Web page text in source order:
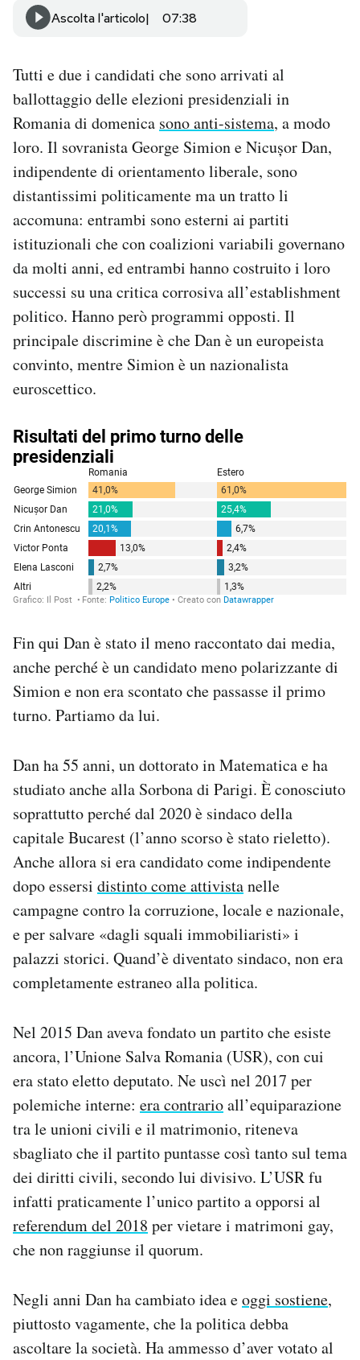
CALENDARIO
Area Personale
Newsletter
Notifiche mobile
Regala il Post
Esci
Ascolta l'articolo 07:38
Tutti e due i candidati che sono arrivati al
ballottaggio delle elezioni presidenziali in
Romania di domenica sono anti-sistema, a modo
loro. Il sovranista George Simion e Nicușor Dan,
indipendente di orientamento liberale, sono
distantissimi politicamente ma un tratto li
accomuna: entrambi sono esterni ai partiti
istituzionali che con coalizioni variabili governano
da molti anni, ed entrambi hanno costruito i loro
successi su una critica corrosiva all’establishment
politico. Hanno però programmi opposti. Il
principale discrimine è che Dan è un europeista
convinto, mentre Simion è un nazionalista
euroscettico.
Fin qui Dan è stato il meno raccontato dai media,
anche perché è un candidato meno polarizzante di
Simion e non era scontato che passasse il primo
turno. Partiamo da lui.
Dan ha 55 anni, un dottorato in Matematica e ha
studiato anche alla Sorbona di Parigi. È conosciuto
soprattutto perché dal 2020 è sindaco della
capitale Bucarest (l’anno scorso è stato rieletto).
Anche allora si era candidato come indipendente
dopo essersi distinto come attivistanelle
campagne contro la corruzione, locale e nazionale,
e per salvare «dagli squali immobiliaristi» i
palazzi storici. Quand’è diventato sindaco, non era
completamente estraneo alla politica.
Nel 2015 Dan aveva fondato un partito che esiste
ancora, l’Unione Salva Romania (USR), con cui
era stato eletto deputato. Ne uscì nel 2017 per
polemiche interne: era contrarioall’equiparazione
tra le unioni civili e il matrimonio, riteneva
sbagliato che il partito puntasse così tanto sul tema
dei diritti civili, secondo lui divisivo. L’USR fu
infatti praticamente l’unico partito a opporsi al
referendum del 2018 per vietare i matrimoni gay,
che non raggiunse il quorum.
Negli anni Dan ha cambiato idea eoggi sostiene,
piuttosto vagamente, che la politica debba
ascoltare la società. Ha ammesso d’aver votato al